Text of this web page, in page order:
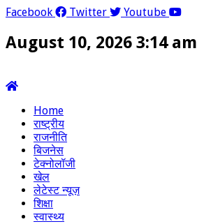
Facebook Twitter Youtube
August 10, 2026 3:14 am
Home
राष्ट्रीय
राजनीति
बिजनेस
टेक्नोलॉजी
खेल
लेटेस्ट न्यूज़
शिक्षा
स्वास्थ्य